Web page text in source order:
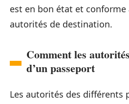
est en bon état et conforme
autorités de destination.
Comment les
d’un passeport
Les autorités des différents